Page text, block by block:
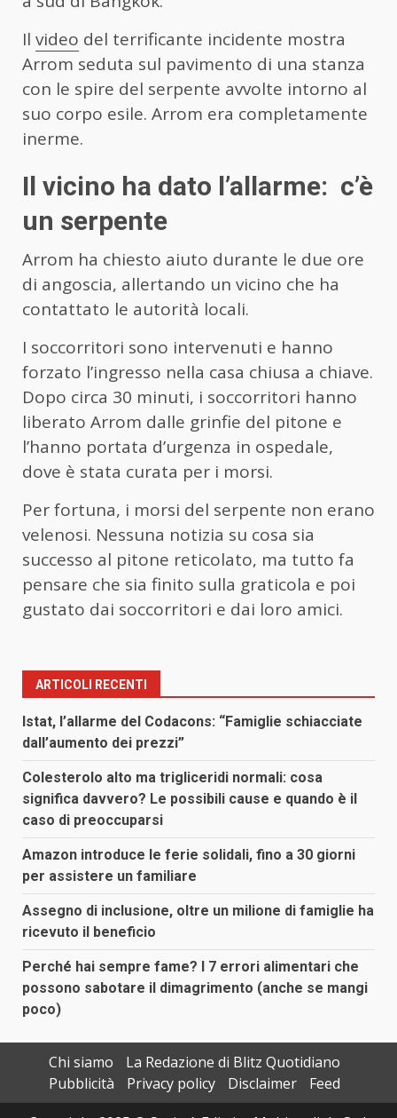
Il video del terrificante incidente mostra
Arrom seduta sul pavimento di una stanza
con le spire del serpente avvolte intorno al
suo corpo esile. Arrom era completamente
inerme.
Il vicino ha dato l’allarme: c’è
un serpente
Arrom ha chiesto aiuto durante le due ore
di angoscia, allertando un vicino che ha
contattato le autorità locali.
I soccorritori sono intervenuti e hanno
forzato l’ingresso nella casa chiusa a chiave.
Dopo circa 30 minuti, i soccorritori hanno
liberato Arrom dalle grinfie del pitone e
l’hanno portata d’urgenza in ospedale,
dove è stata curata per i morsi.
Per fortuna, i morsi del serpente non erano
velenosi. Nessuna notizia su cosa sia
successo al pitone reticolato, ma tutto fa
pensare che sia finito sulla graticola e poi
gustato dai soccorritori e dai loro amici.
ARTICOLI RECENTI
Istat, l’allarme del Codacons: “Famiglie schiacciate
dall’aumento dei prezzi”
Colesterolo alto ma trigliceridi normali: cosa
significa davvero? Le possibili cause e quando è il
caso di preoccuparsi
Amazon introduce le ferie solidali, fino a 30 giorni
per assistere un familiare
Assegno di inclusione, oltre un milione di famiglie ha
ricevuto il beneficio
Perché hai sempre fame? I 7 errori alimentari che
possono sabotare il dimagrimento (anche se mangi
poco)
Chi siamo
La Redazione di Blitz Quotidiano
Pubblicità
Privacy policy Disclaimer
Feed